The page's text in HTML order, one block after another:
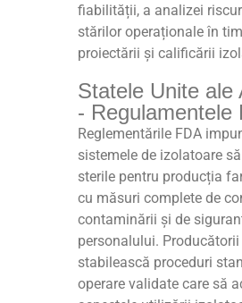
fiabilității, a analizei
stărilor operaționale în
proiectării și calificării
Statele Unite ale
- Regulamentele
Reglementările FDA
sistemele de izolatoare
sterile pentru producția
cu măsuri complete de
contaminării și de
personalului. Producătorii
stabilească proceduri
operare validate care să